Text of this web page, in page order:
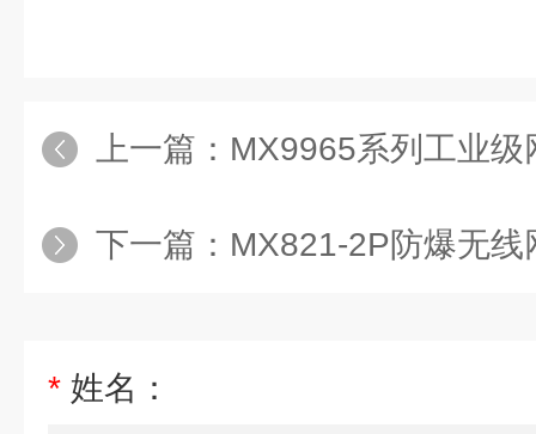
上一篇： MX9965系列工业级
下一篇： MX821-2P防爆无线
* 姓名：